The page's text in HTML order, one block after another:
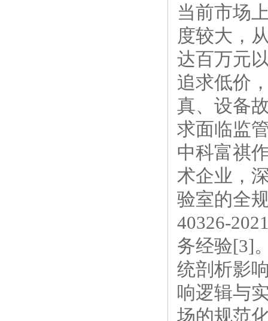
当前市场
度较大，
达百万元
追求低价
真、设备
求面临监
中科富祺
术企业 ，
验室的全
40326-
务经验[3]
统剖析影
响逻辑与
场的规范